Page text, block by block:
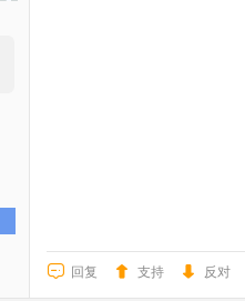
回复 支持 反对